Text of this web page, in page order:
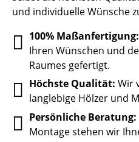
und individuelle Wünsche
100% Maßanfertigung:
Ihren Wünschen und
Raumes gefertigt.
Höchste Qualität: Wir
langlebige Hölzer und
Persönliche Beratung:
Montage stehen wir